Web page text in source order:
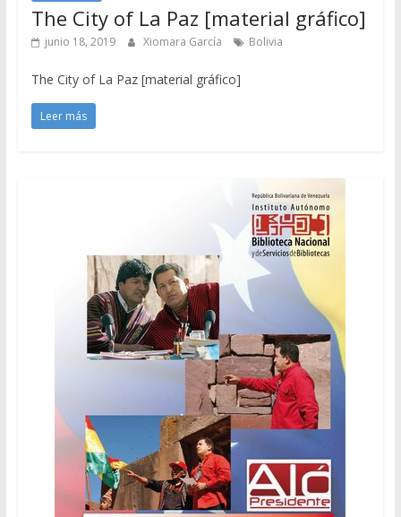
The City of La Paz [material gráfico]
junio 18, 2019 Xiomara García Bolivia
The City of La Paz [material gráfico]
Leer más